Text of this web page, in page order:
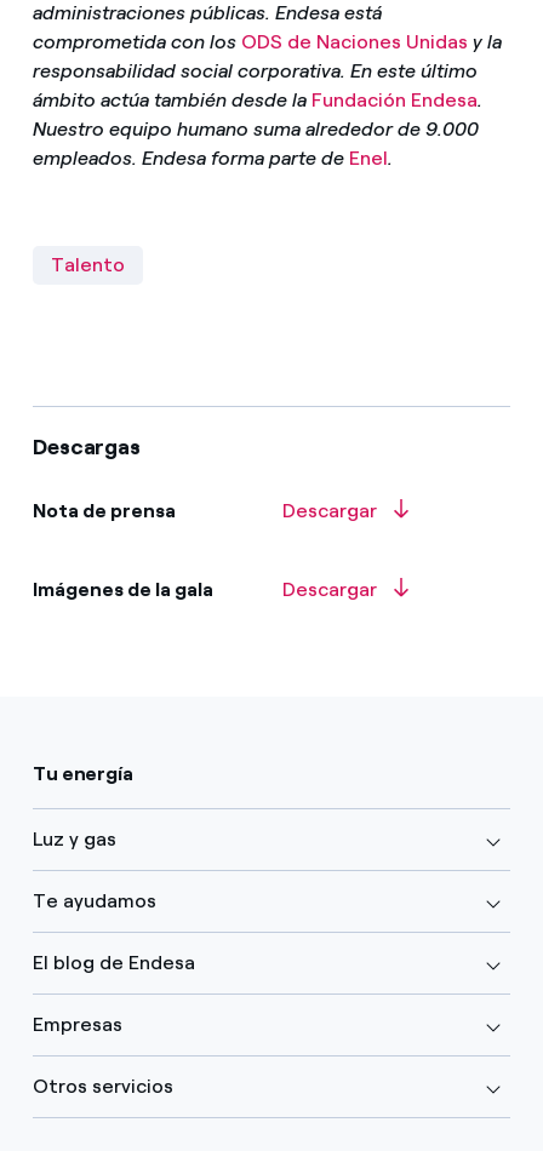
administraciones públicas. Endesa está
comprometida con los ODS de Naciones Unidas y la
responsabilidad social corporativa. En este último
ámbito actúa también desde la Fundación Endesa.
Nuestro equipo humano suma alrededor de 9.000
empleados. Endesa forma parte de Enel.
Talento
Descargas
Nota de prensa Descargar
Imágenes de la gala Descargar
Tu energía
Luz y gas
Te ayudamos
El blog de Endesa
Empresas
Otros servicios